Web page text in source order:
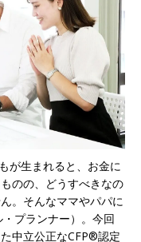
が生まれると、お金に
のの、どうすべきなの
。そんなママやパパに
プランナー）。今回
中立公正なCFP®認定